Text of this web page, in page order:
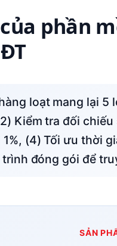
phần
Kiểm tra đối
(4) Tối ưu thời
đóng gói để
SẢN